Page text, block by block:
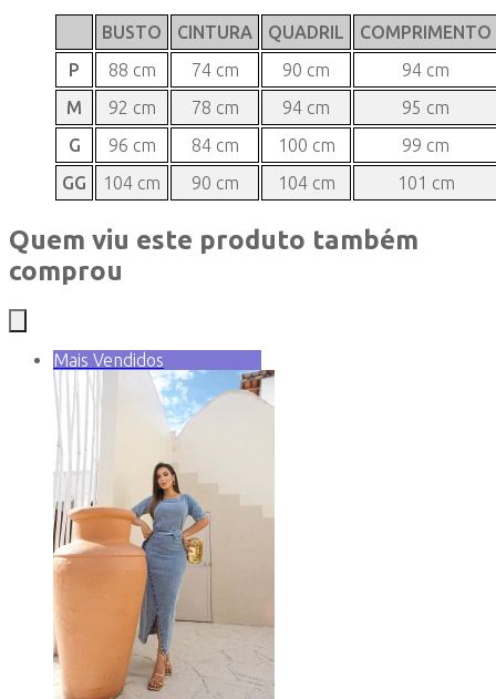
BUSTO CINTURA QUADRIL
COMPRIMENTO
P
88 cm 74 cm 90 cm
94 cm
M
92 cm 78 cm 94 cm
95 cm
G
96 cm 84 cm 100 cm
99 cm
GG
104 cm 90 cm 104 cm 101 cm
Quem viu este produto também
comprou